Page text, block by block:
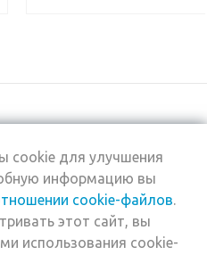
cookie для улучшения
информацию вы
cookie-файлов.
этот сайт, вы
использования cookie-